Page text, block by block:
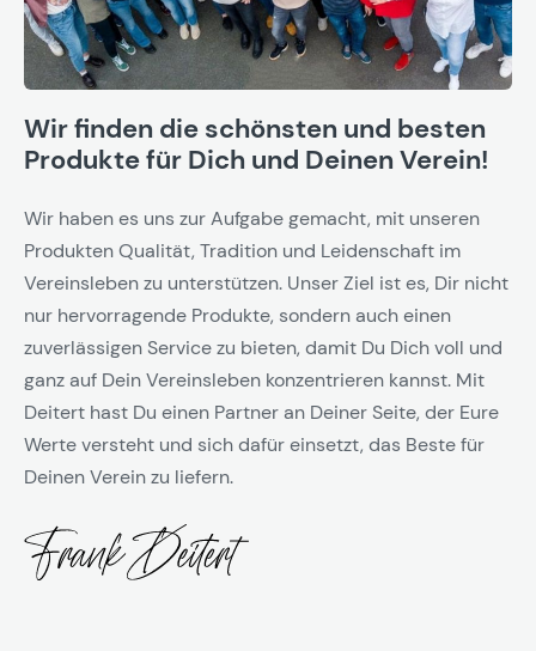
Wir finden die schönsten und besten
Produkte für Dich und Deinen Verein!
Wir haben es uns zur Aufgabe gemacht, mit unseren
Produkten Qualität, Tradition und Leidenschaft im
Vereinsleben zu unterstützen. Unser Ziel ist es, Dir nicht
nur hervorragende Produkte, sondern auch einen
zuverlässigen Service zu bieten, damit Du Dich voll und
ganz auf Dein Vereinsleben konzentrieren kannst. Mit
Deitert hast Du einen Partner an Deiner Seite, der Eure
Werte versteht und sich dafür einsetzt, das Beste für
Deinen Verein zu liefern.